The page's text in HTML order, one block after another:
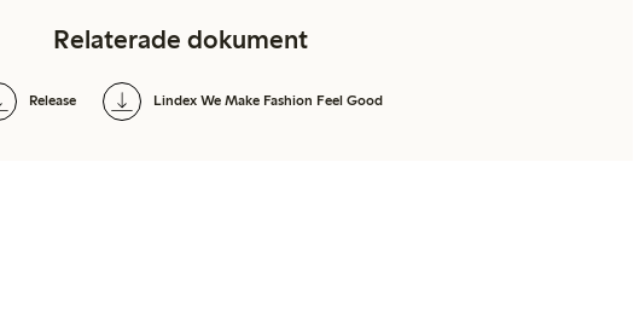
Relaterade dokument
Release Lindex We Make Fashion Feel Good